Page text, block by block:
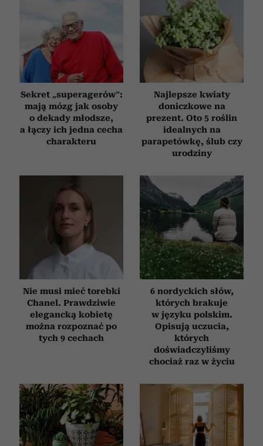
Sekret „superagerów”:
mają mózg jak osoby
o dekady młodsze,
a łączy ich jedna cecha
charakteru
Najlepsze kwiaty
doniczkowe na
prezent. Oto 5 roślin
idealnych na
parapetówkę, ślub czy
urodziny
Nie musi mieć torebki
Chanel. Prawdziwie
elegancką kobietę
można rozpoznać po
tych 9 cechach
6 nordyckich słów,
których brakuje
w języku polskim.
Opisują uczucia,
których
doświadczyliśmy
chociaż raz w życiu